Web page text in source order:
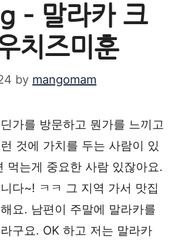
– 말라카 크
치즈미훈
by mangomam
가를 방문하고 뭔가를 느끼고
것에 가치를 두는 사람이 있
먹는게 중요한 사람 있잖아요.
다~! ㅋㅋ 그 지역 가서 맛집
요. 남편이 주말에 말라카를
구요. OK 하고 저는 말라카